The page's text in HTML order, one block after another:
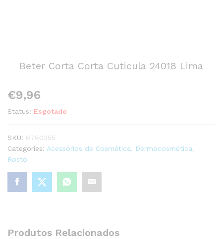
Beter Corta Corta Cuticula 24018 Lima
€9,96
Status: Esgotado
SKU: 6760355
Categories: Acessórios de Cosmética Dermocosmética
Rosto
Produtos Relacionados